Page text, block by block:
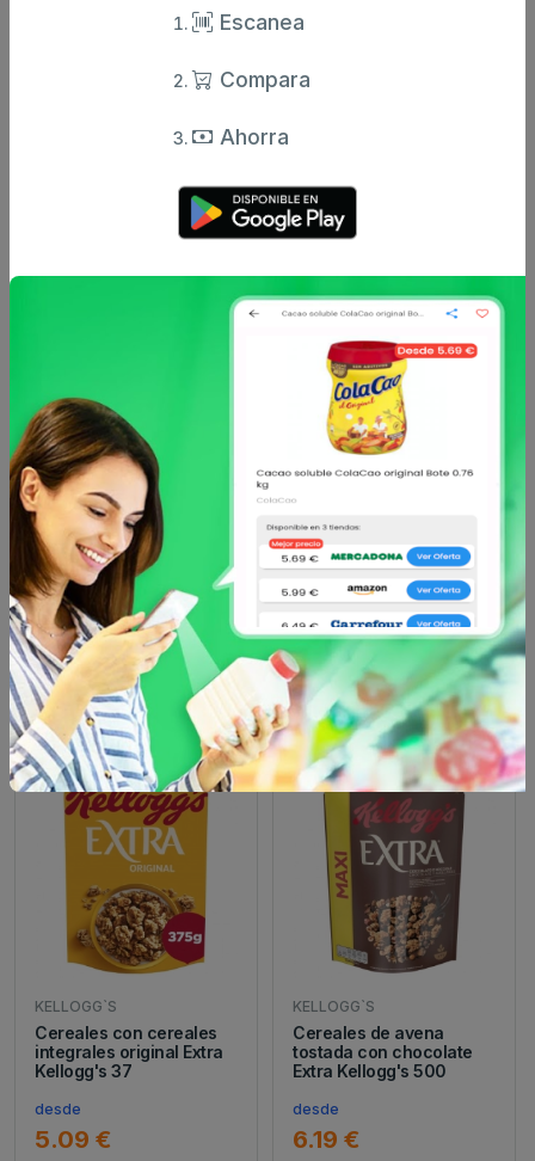
Caracteristicas Análisis de precio
Sin descripción
Otros productos de KELLOGG`Sen
Cereales
KELLOGG`S
Cereales con cereales
integrales original Extra
Kellogg's 37
desde
5.09 €
KELLOGG`S
Cereales de avena
tostada con chocolate
Extra Kellogg's 500
desde
6.19 €
Escanea
Compara
Ahorra